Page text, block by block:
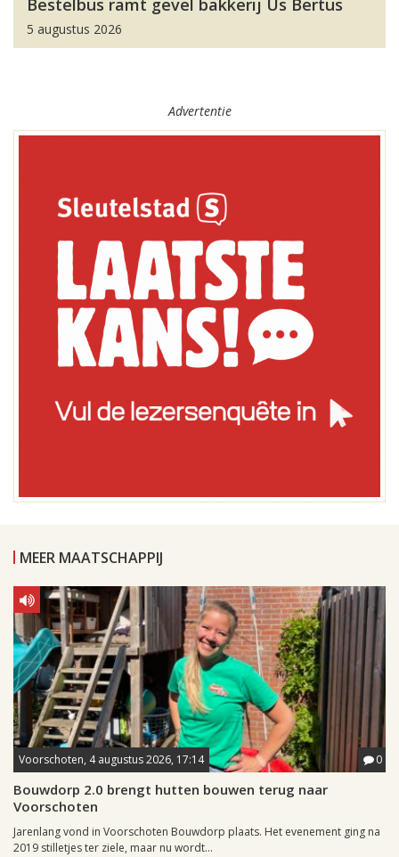
Bestelbus ramt gevel bakkerij Us Bertus
5 augustus 2026
Advertentie
MEER MAATSCHAPPIJ
Voorschoten, 4 augustus 2026, 17:14 0
Bouwdorp 2.0 brengt hutten bouwen terug naar
Voorschoten
Jarenlang vond in Voorschoten Bouwdorp plaats. Het evenement ging na
2019 stilletjes ter ziele, maar nu wordt...